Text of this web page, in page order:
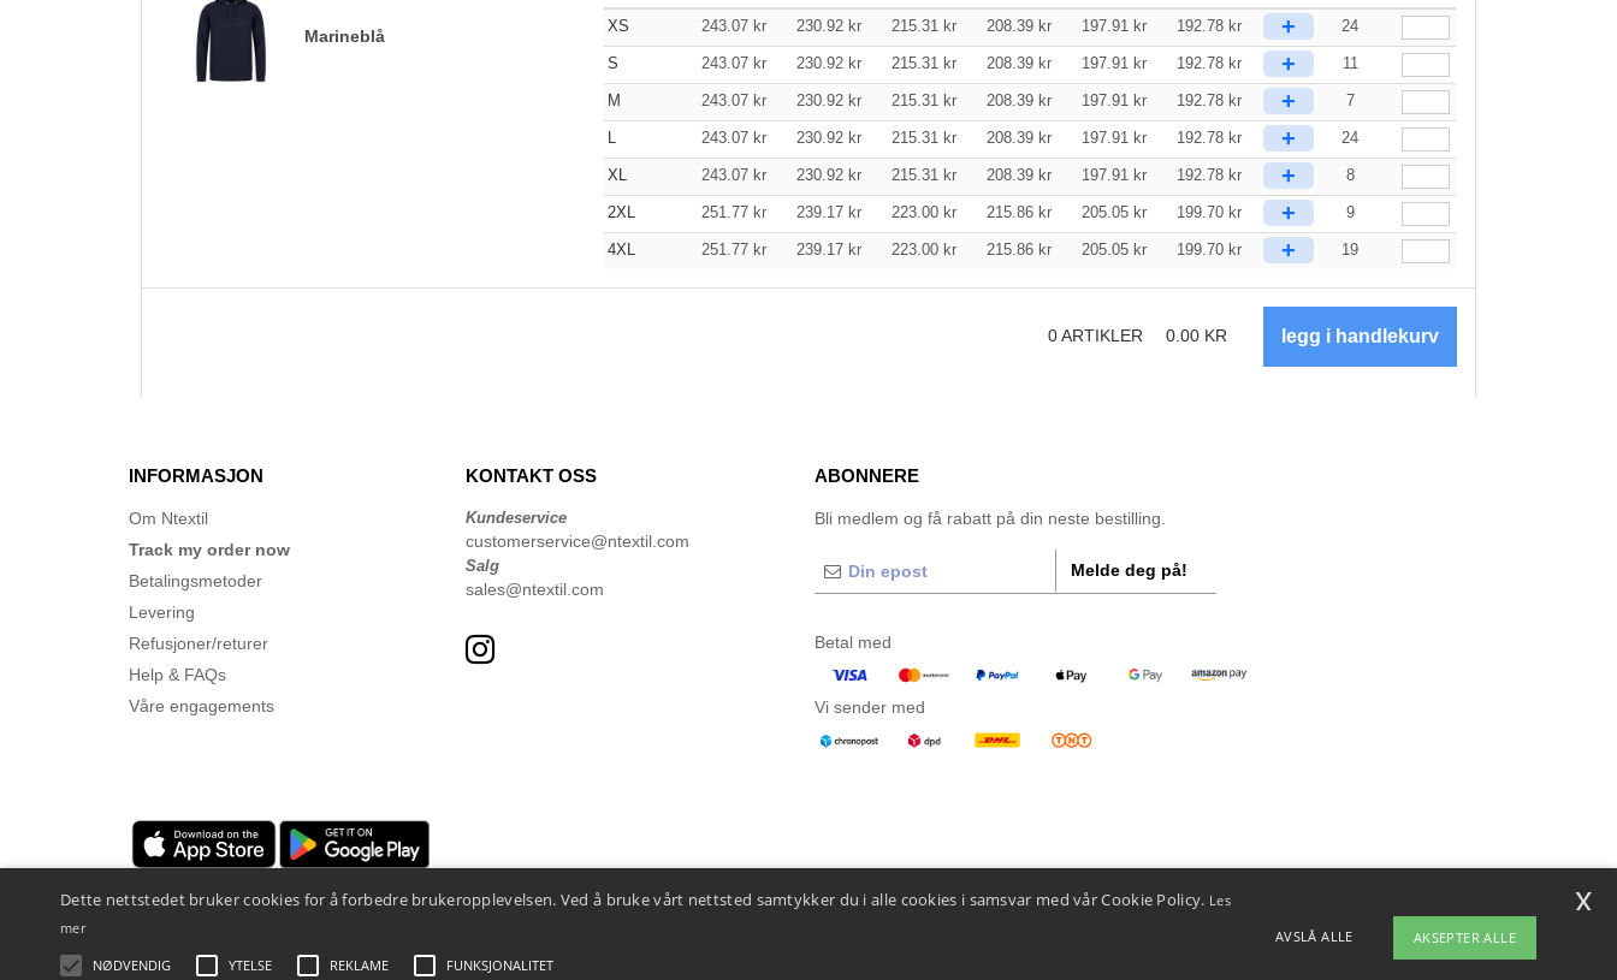
Marineblå
XS 243.07 kr 230.92 kr 215.31 kr 208.39 kr 197.91 kr 192.78 kr + 24
S 243.07 kr 230.92 kr 215.31 kr 208.39 kr 197.91 kr 192.78 kr + 11
M 243.07 kr 230.92 kr 215.31 kr 208.39 kr 197.91 kr 192.78 kr + 7
243.07 kr 230.92 kr 215.31 kr 208.39 kr 197.91 kr 192.78 kr + 24
XL 243.07 kr 230.92 kr 215.31 kr 208.39 kr 197.91 kr 192.78 kr + 8
2XL 251.77 kr 239.17 kr 223.00 kr 215.86 kr 205.05 kr 199.70 kr + 9
4XL 251.77 kr 239.17 kr 223.00 kr 215.86 kr 205.05 kr 199.70 kr + 19
0ARTIKLER 0.00 KR
INFORMASJON
Om Ntextil
Track my order now
Betalingsmetoder
Levering
Refusjoner/returer
Help & FAQs
Våre engagements
KONTAKT OSS
Kundeservice
customerservice@ntextil.com
Salg
sales@ntextil.com
ABONNERE
Bli medlem og få rabatt på din neste bestilling.
Melde deg på!
Betal med
Vi sender med
Juridiske merknader-personvernerklæring-Vilkår og betingelser
Dette nettstedet bruker cookies for å forbedre brukeropplevelsen. Ved å bruke vårt nettsted samtykker du i alle cookies i samsvar med vår Cookie Policy. Les
mer
NØDVENDIG YTELSE REKLAME FUNKSJONALITET
AVSLÅ ALLE AKSEPTER ALLE
x